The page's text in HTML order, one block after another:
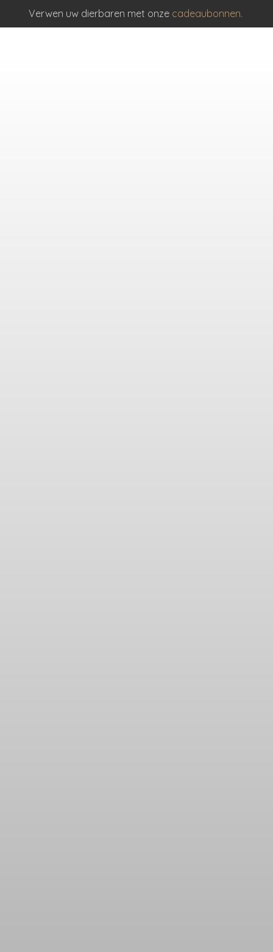
Verwen uw dierbaren met onzecadeaubonnen.